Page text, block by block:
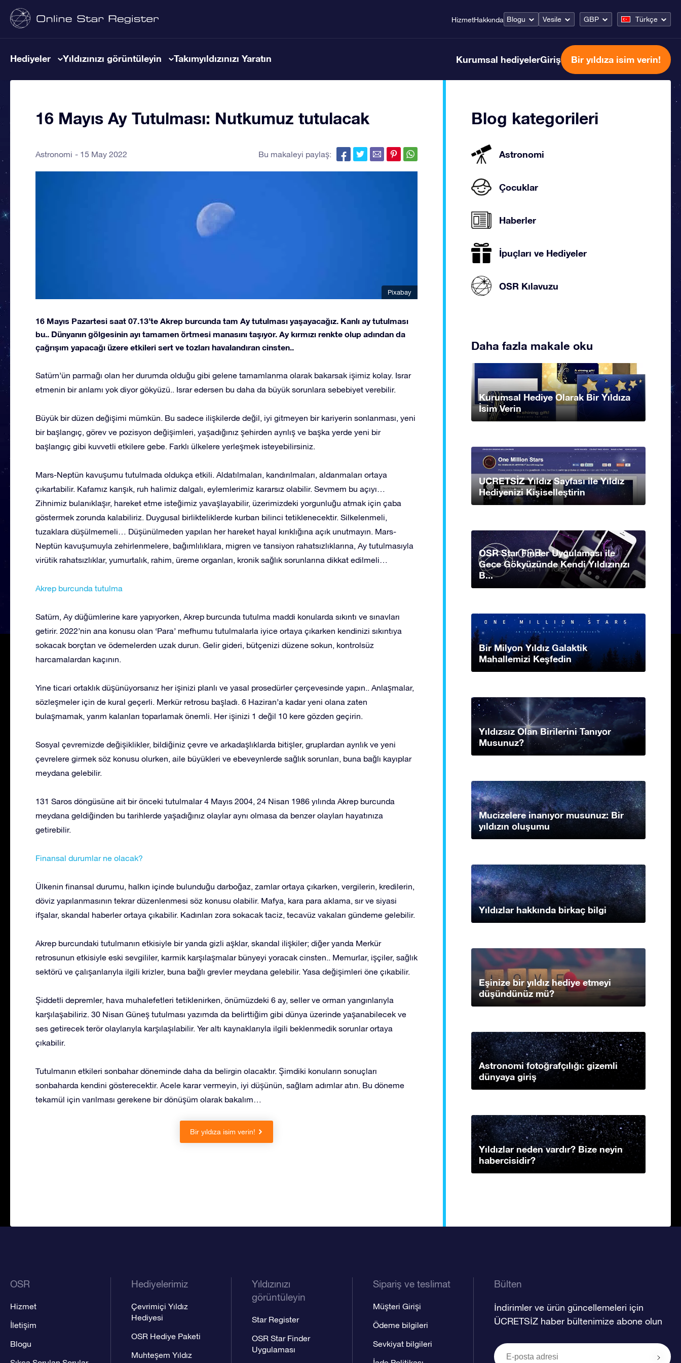
HizmetHakkında Blogu Vesile GBP Türkçe
Hediyeler Yıldızınızı görüntüleyin Takımyıldızınızı Yaratın Kurumsal hediyelerGiriş Bir yıldıza isim verin!
16 Mayıs Ay Tutulması: Nutkumuz tutulacak
Astronomi 15 May 2022 Bu makaleyi paylaş:
Pixabay
16 Mayıs Pazartesi saat 07.13’te Akrep burcunda tam Ay tutulması yaşayacağız. Kanlı ay tutulması
bu.. Dünyanın gölgesinin ayı tamamen örtmesi manasını taşıyor. Ay kırmızı renkte olup adından da
çağrışım yapacağı üzere etkileri sert ve tozları havalandıran cinsten..
Satürn’ün parmağı olan her durumda olduğu gibi gelene tamamlanma olarak bakarsak işimiz kolay. Israr
etmenin bir anlamı yok diyor gökyüzü.. Israr edersen bu daha da büyük sorunlara sebebiyet verebilir.
Büyük bir düzen değişimi mümkün. Bu sadece ilişkilerde değil, iyi gitmeyen bir kariyerin sonlanması, yeni
bir başlangıç, görev ve pozisyon değişimleri, yaşadığınız şehirden ayrılış ve başka yerde yeni bir
başlangıç gibi kuvvetli etkilere gebe. Farklı ülkelere yerleşmek isteyebilirsiniz.
Mars-Neptün kavuşumu tutulmada oldukça etkili. Aldatılmaları, kandırılmaları, aldanmaları ortaya
çıkartabilir. Kafamız karışık, ruh halimiz dalgalı, eylemlerimiz kararsız olabilir. Sevmem bu açıyı…
Zihnimiz bulanıklaşır, hareket etme isteğimiz yavaşlayabilir, üzerimizdeki yorgunluğu atmak için çaba
göstermek zorunda kalabiliriz. Duygusal birlikteliklerde kurban bilinci tetiklenecektir. Silkelenmeli,
tuzaklara düşülmemeli… Düşünülmeden yapılan her hareket hayal kırıklığına açık unutmayın. Mars-
Neptün kavuşumuyla zehirlenmelere, bağımlılıklara, migren ve tansiyon rahatsızlıklarına, Ay tutulmasıyla
virütik rahatsızlıklar, yumurtalık, rahim, üreme organları, kronik sağlık sorunlarına dikkat edilmeli…
Akrep burcunda tutulma
Satürn, Ay düğümlerine kare yapıyorken, Akrep burcunda tutulma maddi konularda sıkıntı ve sınavları
getirir. 2022’nin ana konusu olan ‘Para’ mefhumu tutulmalarla iyice ortaya çıkarken kendinizi sıkıntıya
sokacak borçtan ve ödemelerden uzak durun. Gelir gideri, bütçenizi düzene sokun, kontrolsüz
harcamalardan kaçının.
Yine ticari ortaklık düşünüyorsanız her işinizi planlı ve yasal prosedürler çerçevesinde yapın.. Anlaşmalar,
sözleşmeler için de kural geçerli. Merkür retrosu başladı. 6 Haziran’a kadar yeni olana zaten
bulaşmamak, yarım kalanları toparlamak önemli. Her işinizi 1 değil 10 kere gözden geçirin.
Sosyal çevremizde değişiklikler, bildiğiniz çevre ve arkadaşlıklarda bitişler, gruplardan ayrılık ve yeni
çevrelere girmek söz konusu olurken, aile büyükleri ve ebeveynlerde sağlık sorunları, buna bağlı kayıplar
meydana gelebilir.
131 Saros döngüsüne ait bir önceki tutulmalar 4 Mayıs 2004, 24 Nisan 1986 yılında Akrep burcunda
meydana geldiğinden bu tarihlerde yaşadığınız olaylar aynı olmasa da benzer olayları hayatınıza
getirebilir.
Finansal durumlar ne olacak?
Ülkenin finansal durumu, halkın içinde bulunduğu darboğaz, zamlar ortaya çıkarken, vergilerin, kredilerin,
döviz yapılanmasının tekrar düzenlenmesi söz konusu olabilir. Mafya, kara para aklama, sır ve siyasi
ifşalar, skandal haberler ortaya çıkabilir. Kadınları zora sokacak taciz, tecavüz vakaları gündeme gelebilir.
Akrep burcundaki tutulmanın etkisiyle bir yanda gizli aşklar, skandal ilişkiler; diğer yanda Merkür
retrosunun etkisiyle eski sevgililer, karmik karşılaşmalar bünyeyi yoracak cinsten.. Memurlar, işçiler, sağlık
sektörü ve çalışanlarıyla ilgili krizler, buna bağlı grevler meydana gelebilir. Yasa değişimleri öne çıkabilir.
Şiddetli depremler, hava muhalefetleri tetiklenirken, önümüzdeki 6 ay, seller ve orman yangınlarıyla
karşılaşabiliriz. 30 Nisan Güneş tutulması yazımda da belirttiğim gibi dünya üzerinde yaşanabilecek ve
ses getirecek terör olaylarıyla karşılaşılabilir. Yer altı kaynaklarıyla ilgili beklenmedik sorunlar ortaya
çıkabilir.
Tutulmanın etkileri sonbahar döneminde daha da belirgin olacaktır. Şimdiki konuların sonuçları
sonbaharda kendini gösterecektir. Acele karar vermeyin, iyi düşünün, sağlam adımlar atın. Bu döneme
tekamül için varılması gerekene bir dönüşüm olarak bakalım…
Bir yıldıza isim verin!
Blog kategorileri
Astronomi
Çocuklar
Haberler
İpuçları ve Hediyeler
OSR Kılavuzu
Daha fazla makale oku
Kurumsal Hediye Olarak Bir Yıldıza
İsim Verin
UCRETSİZ Yıldız Sayfası ile Yıldız
Hediyenizi Kişiselleştirin
OSR Star Finder Uygulaması ile
Gece Gökyüzünde Kendi Yıldızınızı
B...
Bir Milyon Yıldız Galaktik
Mahallemizi Keşfedin
Yıldızsız Olan Birilerini Tanıyor
Musunuz?
Mucizelere inanıyor musunuz: Bir
yıldızın oluşumu
Yıldızlar hakkında birkaç bilgi
Eşinize bir yıldız hediye etmeyi
düşündünüz mü?
Astronomi fotoğrafçılığı: gizemli
dünyaya giriş
Yıldızlar neden vardır? Bize neyin
habercisidir?
OSR
Hizmet
İletişim
Blogu
Hediyelerimiz
Çevrimiçi Yıldız
Hediyesi
OSR Hediye Paketi
Muhteşem Yıldız
Yıldızınızı
görüntüleyin
Star Register
OSR Star Finder
Uygulaması
Sipariş ve teslimat
Müşteri Girişi
Ödeme bilgileri
Sevkiyat bilgileri
Bülten
İndirimler ve ürün güncellemeleri için
ÜCRETSİZ haber bültenimize abone olun